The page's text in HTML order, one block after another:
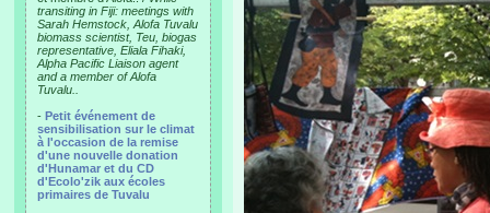
transiting in Fiji: meetings with
Sarah Hemstock, Alofa Tuvalu
biomass scientist, Teu, biogas
representative, Eliala Fihaki,
Alpha Pacific Liaison agent
and a member of Alofa
Tuvalu..
- Petit événement de
sensibilisation sur le climat
à l'occasion de la remise
d'une nouvelle donation
d'Hunamar et du CD
d'Ecolo'zik aux écoles
primaires de Tuvalu